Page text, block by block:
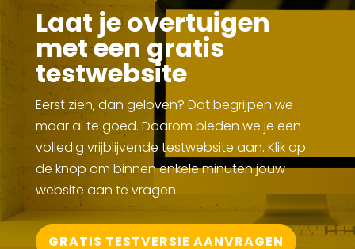
Laat je overtuigen
met een gratis
testwebsite
Eerst zien, dan geloven? Dat begrijpen we
maar al te goed. Daarom bieden we je een
volledig vrijblijvende testwebsite aan. Klik op
de knop om binnen enkele minuten jouw
website aan te vragen.
GRATIS TESTVERSIE AANVRAGEN